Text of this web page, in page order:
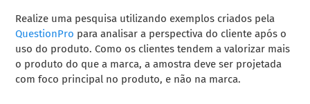
Realize uma pesquisa utilizando exemplos criados pela
QuestionPro para analisar a perspectiva do cliente após o
uso do produto. Como os clientes tendem a valorizar mais
o produto do que a marca, a amostra deve ser projetada
com foco principal no produto, e não na marca.